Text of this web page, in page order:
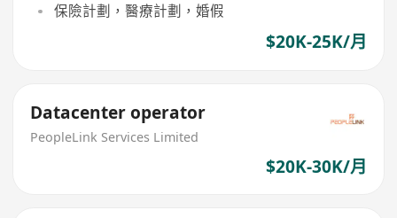
保險計劃，醫療計劃，婚假
$20K-25K/月
Datacenter operator
PeopleLink Services Limited
$20K-30K/月